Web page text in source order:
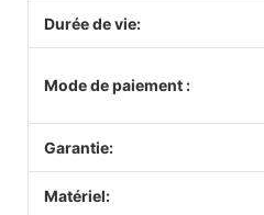
Durée de vie:
Mode de paiement :
Garantie:
Matériel: